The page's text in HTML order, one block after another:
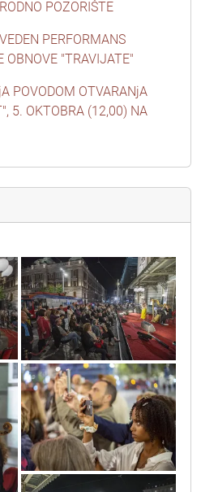
POZORIŠTE
PERFORMANS
OBNOVE "TRAVIJATE"
POVODOM OTVARANjA
5. OKTOBRA (12,00) NA
sif_1091
sif_1204